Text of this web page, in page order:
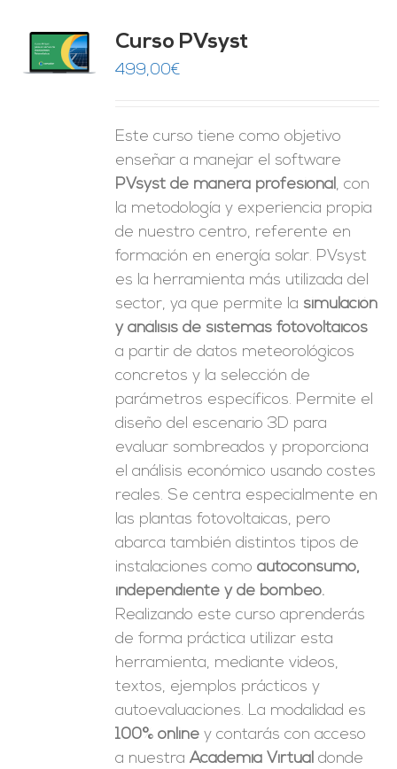
Curso PVsyst
499,00€
Este curso tiene como objetivo
enseñar a manejar el software
PVsyst de manera profesional, con
la metodología y experiencia propia
de nuestro centro, referente en
formación en energía solar. PVsyst
es la herramienta más utilizada del
sector, ya que permite la simulación
y análisis de sistemas fotovoltaicos
a partir de datos meteorológicos
concretos y la selección de
parámetros específicos. Permite el
diseño del escenario 3D para
evaluar sombreados y proporciona
el análisis económico usando costes
reales. Se centra especialmente en
las plantas fotovoltaicas, pero
abarca también distintos tipos de
instalaciones comoautoconsumo,
independiente y de bombeo.
Realizando este curso aprenderás
de forma práctica utilizar esta
herramienta, mediante videos,
textos, ejemplos prácticos y
autoevaluaciones. La modalidad es
100% online y contarás con acceso
a nuestraAcademia Virtual donde